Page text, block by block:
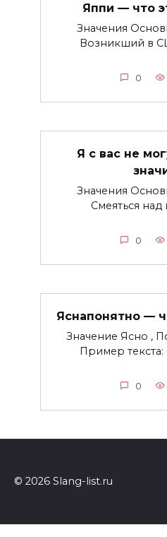
Яппи — что
Значения
Возникший в
0
Я с вас не
Значения
Смеяться
0
Яснапонятно —
Значение Ясно ,
Пример текста:
0
© 2026 Slang-list.ru